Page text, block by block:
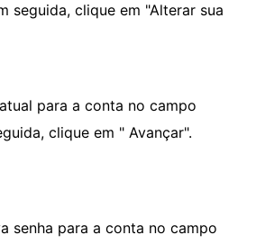
seguida, clique em "Alterar sua
para a conta no campo
clique em " Avançar".
senha para a conta no campo